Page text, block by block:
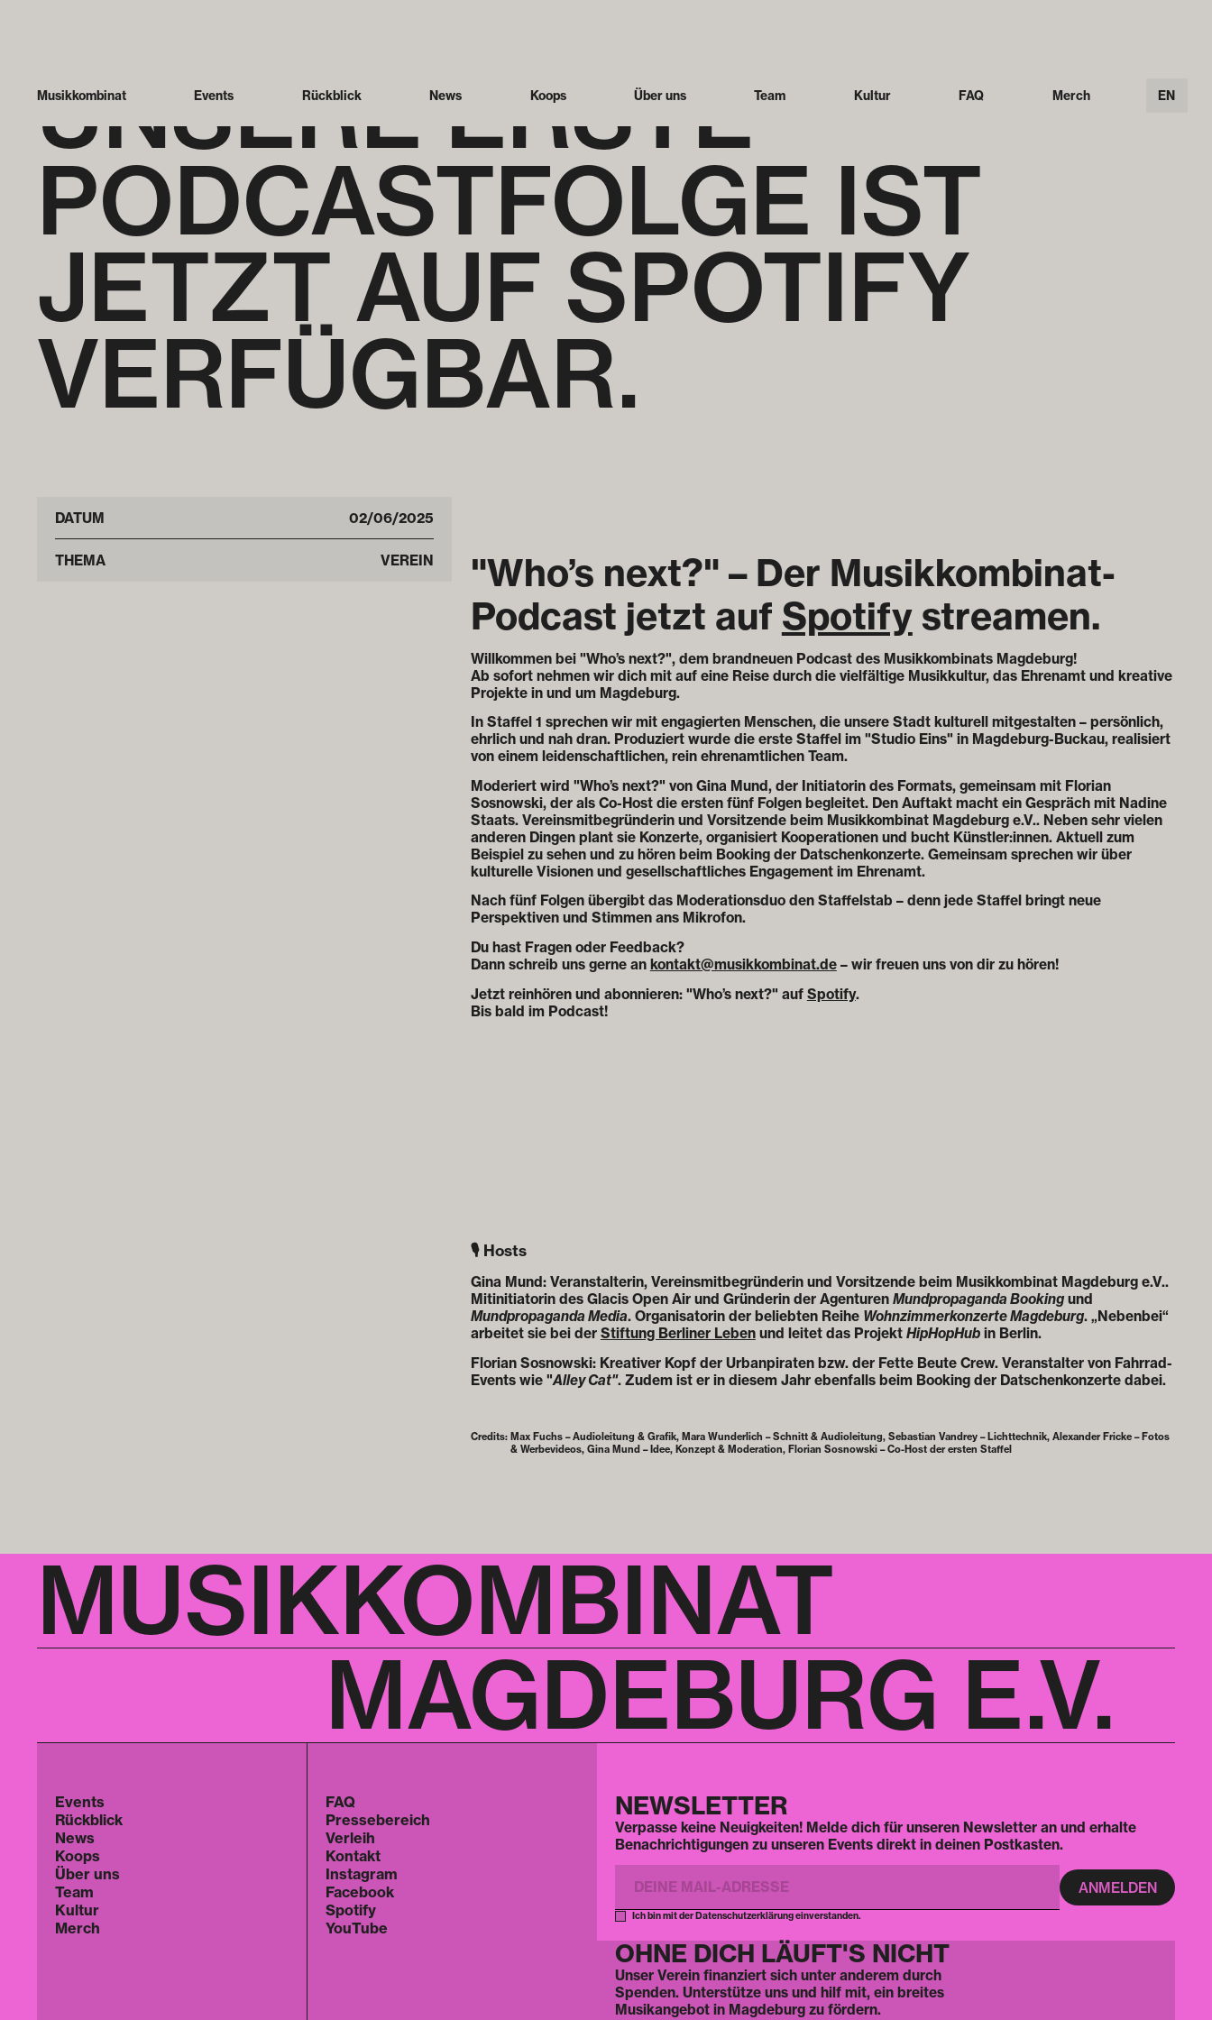
Musikkombinat Events Rückblick News Koops Über uns Team Kultur FAQ Merch EN
UNSERE ERSTE
PODCASTFOLGE IST
JETZT AUF SPOTIFY
VERFÜGBAR.
DATUM 02/06/2025
THEMA VEREIN
"Who’s next?" – Der Musikkombinat-
Podcast jetzt auf Spotifystreamen.
Willkommen bei "Who’s next?", dem brandneuen Podcast des Musikkombinats Magdeburg!
Ab sofort nehmen wir dich mit auf eine Reise durch die vielfältige Musikkultur, das Ehrenamt und kreative
Projekte in und um Magdeburg.
In Staffel 1 sprechen wir mit engagierten Menschen, die unsere Stadt kulturell mitgestalten – persönlich,
ehrlich und nah dran. Produziert wurde die erste Staffel im "Studio Eins" in Magdeburg-Buckau, realisiert
von einem leidenschaftlichen, rein ehrenamtlichen Team.
Moderiert wird "Who’s next?" von Gina Mund, der Initiatorin des Formats, gemeinsam mit Florian
Sosnowski, der als Co-Host die ersten fünf Folgen begleitet. Den Auftakt macht ein Gespräch mit Nadine
Staats. Vereinsmitbegründerin und Vorsitzende beim Musikkombinat Magdeburg e.V.. Neben sehr vielen
anderen Dingen plant sie Konzerte, organisiert Kooperationen und bucht Künstler:innen. Aktuell zum
Beispiel zu sehen und zu hören beim Booking der Datschenkonzerte. Gemeinsam sprechen wir über
kulturelle Visionen und gesellschaftliches Engagement im Ehrenamt.
Nach fünf Folgen übergibt das Moderationsduo den Staffelstab – denn jede Staffel bringt neue
Perspektiven und Stimmen ans Mikrofon.
Du hast Fragen oder Feedback?
Dann schreib uns gerne an kontakt@musikkombinat.de– wir freuen uns von dir zu hören!
Jetzt reinhören und abonnieren: "Who’s next?" auf Spotify.
Bis bald im Podcast!
🎙️ Hosts
Gina Mund: Veranstalterin, Vereinsmitbegründerin und Vorsitzende beim Musikkombinat Magdeburg e.V..
Mitinitiatorin des Glacis Open Air und Gründerin der Agenturen Mundpropaganda Bookingund
Mundpropaganda Media. Organisatorin der beliebten Reihe Wohnzimmerkonzerte Magdeburg. „Nebenbei“
arbeitet sie bei der Stiftung Berliner Lebenund leitet das Projekt HipHopHubin Berlin.
Florian Sosnowski: Kreativer Kopf der Urbanpiraten bzw. der Fette Beute Crew. Veranstalter von Fahrrad-
Events wie "Alley Cat". Zudem ist er in diesem Jahr ebenfalls beim Booking der Datschenkonzerte dabei.
Credits: Max Fuchs – Audioleitung & Grafik, Mara Wunderlich – Schnitt & Audioleitung, Sebastian Vandrey – Lichttechnik, Alexander Fricke – Fotos
& Werbevideos, Gina Mund – Idee, Konzept & Moderation, Florian Sosnowski – Co-Host der ersten Staffel
MUSIKKOMBINAT
MAGDEBURG E.V.
Events
Rückblick
News
Koops
Über uns
Team
Kultur
Merch
FAQ
Pressebereich
Verleih
Kontakt
Instagram
Facebook
Spotify
YouTube
NEWSLETTER
Verpasse keine Neuigkeiten! Melde dich für unseren Newsletter an und erhalte
Benachrichtigungen zu unseren Events direkt in deinen Postkasten.
Ich bin mit der Datenschutzerklärung einverstanden.
OHNE DICH LÄUFT'S NICHT
Unser Verein finanziert sich unter anderem durch
Spenden. Unterstütze uns und hilf mit, ein breites
Musikangebot in Magdeburg zu fördern.